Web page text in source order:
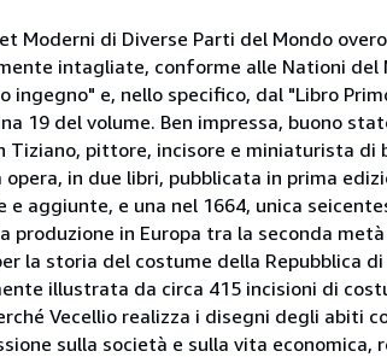
di Diverse Parti del Mondo
intagliate, conforme alle Nationi del
e, nello specifico, dal "Libro
19 del volume. Ben impressa, buono
Tiziano, pittore, incisore e miniaturista
in due libri, pubblicata in prima
aggiunte, e una nel 1664, unica
in Europa tra la seconda
la storia del costume della Repubblica
illustrata da circa 415 incisioni di
Vecellio realizza i disegni degli abiti
sulla società e sulla vita economica,